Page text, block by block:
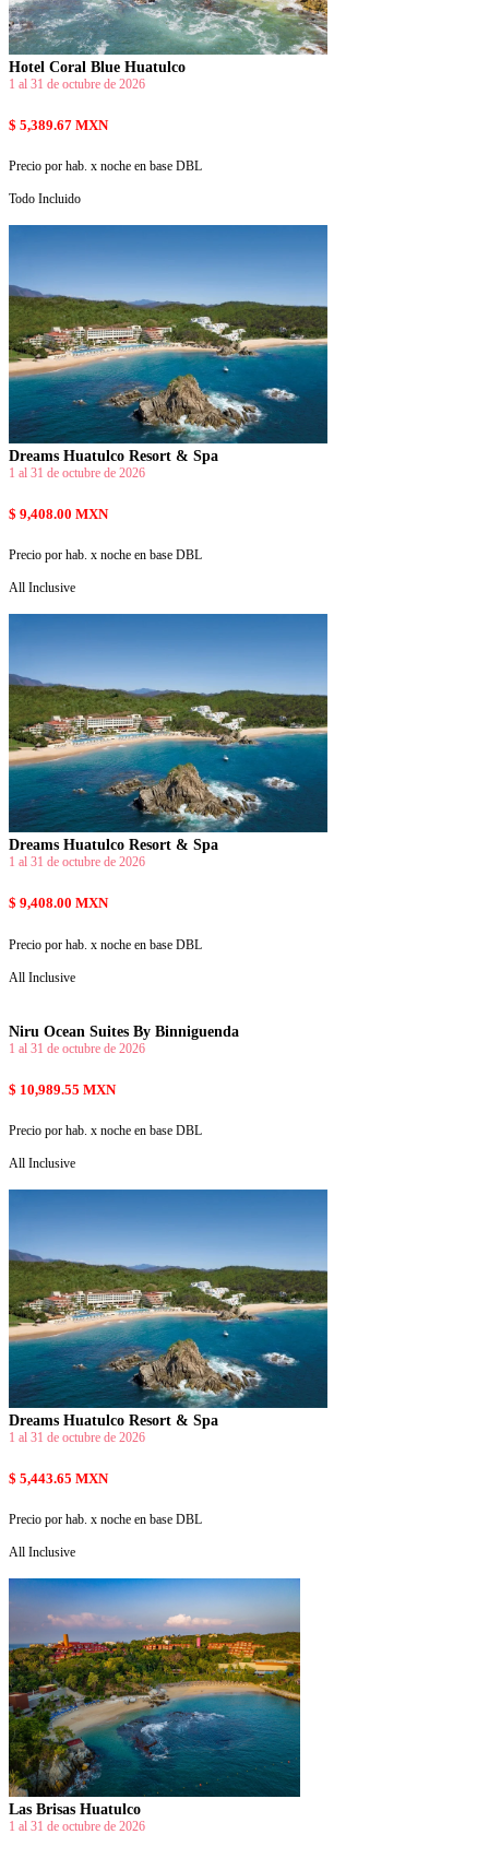
Hotel Coral Blue Huatulco
1 al 31 de octubre de 2026
$ 5,389.67 MXN
Precio por hab. x noche en base DBL
Todo Incluido
Dreams Huatulco Resort & Spa
1 al 31 de octubre de 2026
$ 9,408.00 MXN
Precio por hab. x noche en base DBL
All Inclusive
Dreams Huatulco Resort & Spa
1 al 31 de octubre de 2026
$ 9,408.00 MXN
Precio por hab. x noche en base DBL
All Inclusive
Niru Ocean Suites By Binniguenda
1 al 31 de octubre de 2026
$ 10,989.55 MXN
Precio por hab. x noche en base DBL
All Inclusive
Dreams Huatulco Resort & Spa
1 al 31 de octubre de 2026
$ 5,443.65 MXN
Precio por hab. x noche en base DBL
All Inclusive
Las Brisas Huatulco
1 al 31 de octubre de 2026